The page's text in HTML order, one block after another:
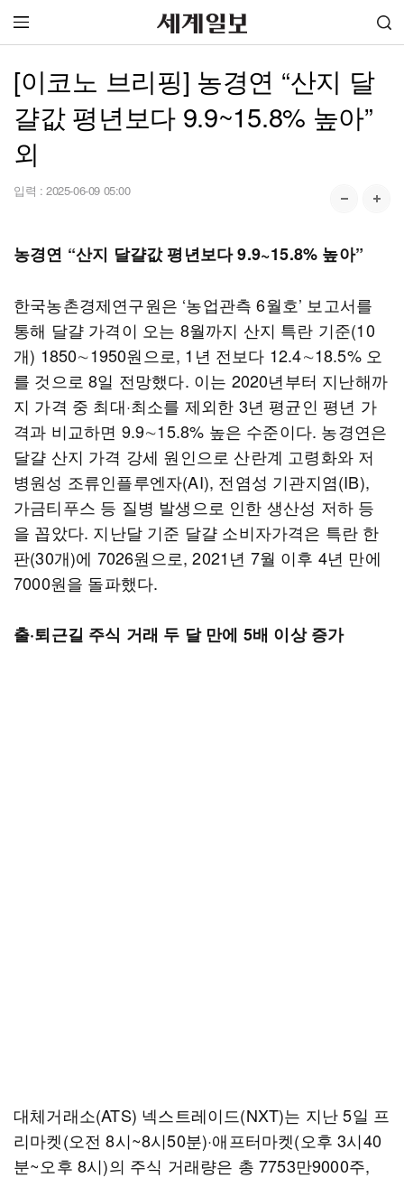
[이코노 브리핑] 농경연 “산지 달
걀값 평년보다 9.9~15.8% 높아”
외
입력 : 2025-06-09 05:00
농경연 “산지 달걀값 평년보다 9.9~15.8% 높아”
한국농촌경제연구원은 ‘농업관측 6월호’ 보고서를
통해 달걀 가격이 오는 8월까지 산지 특란 기준(10
개) 1850∼1950원으로, 1년 전보다 12.4∼18.5% 오
를 것으로 8일 전망했다. 이는 2020년부터 지난해까
지 가격 중 최대·최소를 제외한 3년 평균인 평년 가
격과 비교하면 9.9∼15.8% 높은 수준이다. 농경연은
달걀 산지 가격 강세 원인으로 산란계 고령화와 저
병원성 조류인플루엔자(AI), 전염성 기관지염(IB),
가금티푸스 등 질병 발생으로 인한 생산성 저하 등
을 꼽았다. 지난달 기준 달걀 소비자가격은 특란 한
판(30개)에 7026원으로, 2021년 7월 이후 4년 만에
7000원을 돌파했다.
출·퇴근길 주식 거래 두 달 만에 5배 이상 증가
대체거래소(ATS) 넥스트레이드(NXT)는 지난 5일 프
리마켓(오전 8시~8시50분)·애프터마켓(오후 3시40
분~오후 8시)의 주식 거래량은 총 7753만9000주,